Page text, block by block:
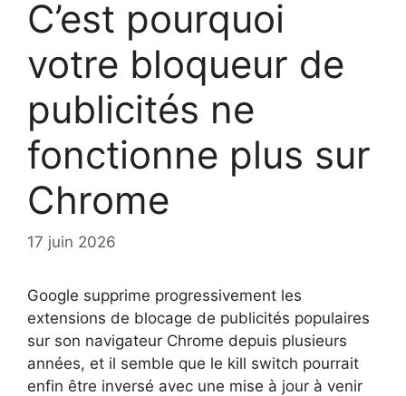
C’est pourquoi
votre bloqueur de
publicités ne
fonctionne plus sur
Chrome
17 juin 2026
Google supprime progressivement les
extensions de blocage de publicités populaires
sur son navigateur Chrome depuis plusieurs
années, et il semble que le kill switch pourrait
enfin être inversé avec une mise à jour à venir